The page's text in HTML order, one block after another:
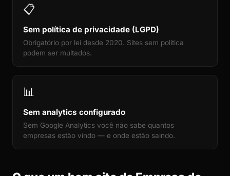
📋
Sem política de privacidade (LGPD)
Obrigatório por lei desde 2020. Sites sem política
podem ser multados.
📊
Sem analytics configurado
Sem Google Analytics você não sabe quantos
empresas estão vindo — e onde estão saindo.